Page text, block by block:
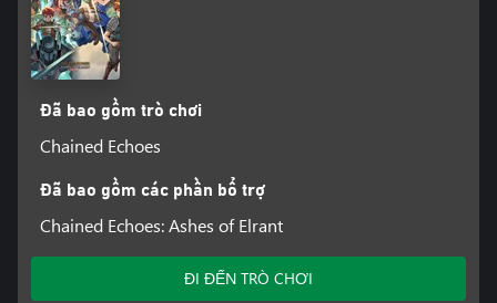
Đã bao gồm trò chơi
Chained Echoes
Đã bao gồm các phần bổ trợ
Chained Echoes: Ashes of Elrant
ĐI ĐẾN TRÒ CHƠI